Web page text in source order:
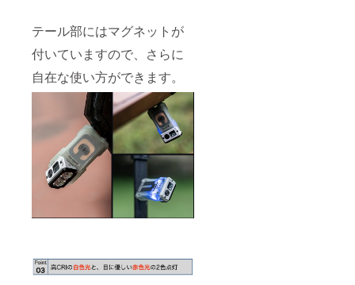
テール部にはマグネットが
付いていますので、さらに
自在な使い方ができます。